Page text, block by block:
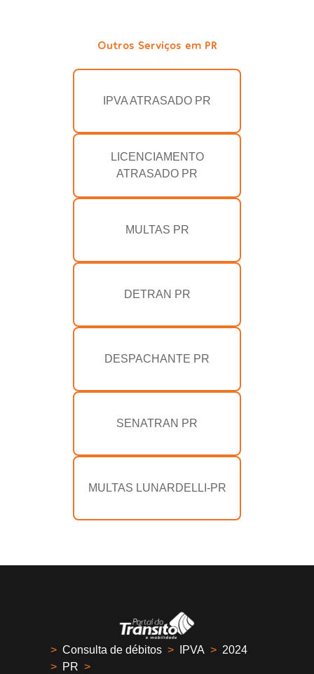
Outros Serviços em PR
IPVA ATRASADO PR
LICENCIAMENTO
ATRASADO PR
MULTAS PR
DETRAN PR
DESPACHANTE PR
SENATRAN PR
MULTAS LUNARDELLI-PR
> Consulta de débitos > IPVA > 2024
> PR >